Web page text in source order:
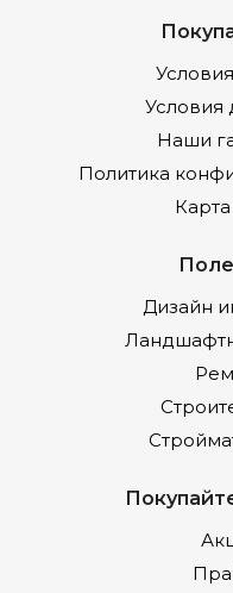
Условия
Наши
Политика
Дизайн